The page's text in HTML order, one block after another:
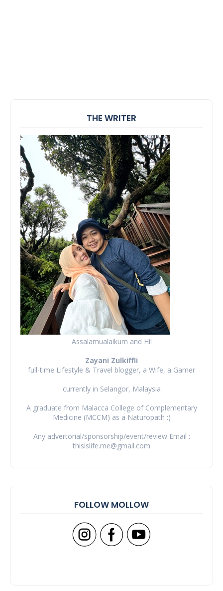
THE WRITER
Assalamualaikum and Hi!
Zayani Zulkiffli
full-time Lifestyle & Travel blogger, a Wife, a Gamer
currently in Selangor, Malaysia
A graduate from Malacca College of Complementary
Medicine (MCCM) as a Naturopath :)
Any advertorial/sponsorship/event/review Email :
thisislife.me@gmail.com
FOLLOW MOLLOW